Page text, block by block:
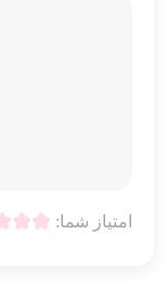
امتیاز شما: